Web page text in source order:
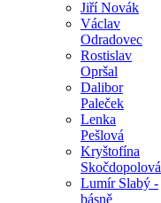
Jiří Novák
Václav
Odradovec
Rostislav
Opršal
Dalibor
Paleček
Lenka
Pešlová
Kryštofína
Skočdopolová
Lumír Slabý -
básně